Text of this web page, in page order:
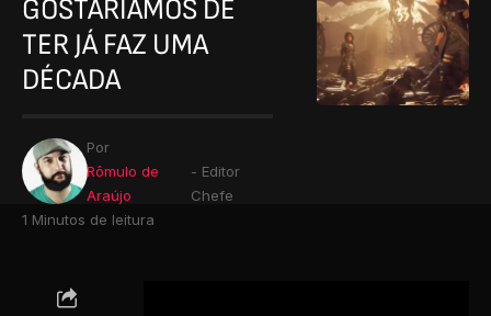
GOSTARÍAMOS DE
TER JÁ FAZ UMA
DÉCADA
Por
Rômulo de
Araújo
- Editor
Chefe
1 Minutos de leitura